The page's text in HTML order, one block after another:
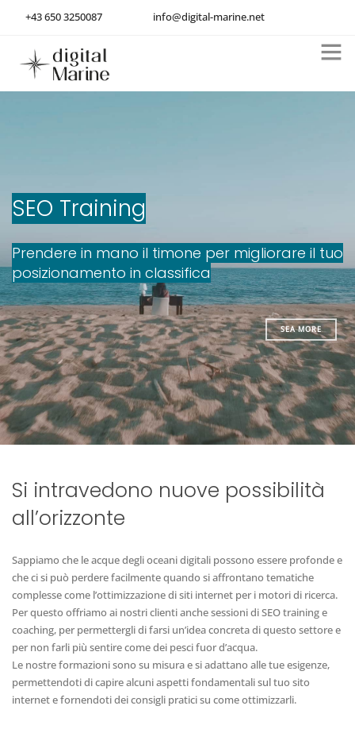
+43 650 3250087 info@digital-marine.net
About
Contatti
Deutsch
SEO Training
Prendere in mano il timone per migliorare il tuo
posizionamento in classifica
SEA MORE
Si intravedono nuove possibilità
all’orizzonte
Sappiamo che le acque degli oceani digitali possono essere profonde e
che ci si può perdere facilmente quando si affrontano tematiche
complesse come l’ottimizzazione di siti internet per i motori di ricerca.
Per questo offriamo ai nostri clienti anche sessioni di SEO training e
coaching, per permettergli di farsi un’idea concreta di questo settore e
per non farli più sentire come dei pesci fuor d’acqua.
Le nostre formazioni sono su misura e si adattano alle tue esigenze,
permettendoti di capire alcuni aspetti fondamentali sul tuo sito
internet e fornendoti dei consigli pratici su come ottimizzarli.